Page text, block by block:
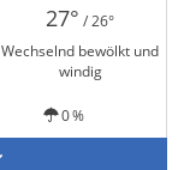
27° / 26°
Wechselnd bewölkt und
windig
0 %